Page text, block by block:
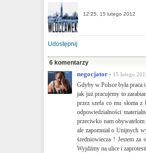
12:25, 15 lutego 2012
Udostępnij
6 komentarzy
negocjator • 15 lutego
Gdyby w Polsce była praca
jak już pracujemy to
przez szefa co mu słoma
odpowiedzialności
przeciwko nam
ale zapomniał o Unijnych
średniowiecza ! Jestem
Wyjdźmy na ulice i